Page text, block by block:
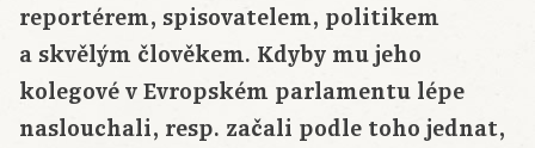
reportérem, spisovatelem, politikem
a skvělým člověkem. Kdyby mu jeho
kolegové v Evropském parlamentu lépe
naslouchali, resp. začali podle toho jednat,